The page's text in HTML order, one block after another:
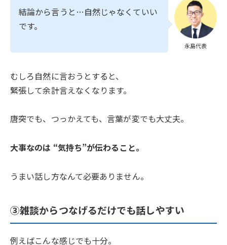
永島代表
結論から言うと…自然じゃなくていい
です。
むしろ自然に言おうとすると、
緊張して余計言えなくなります。
唐突でも、つっかえても、言葉が変でも大丈夫。
大事なのは “気持ち”が伝わること。
うまい話し方なんて必要ありません。
③雑談からつなげるだけでも話しやすい
例えばこんな感じでも十分。